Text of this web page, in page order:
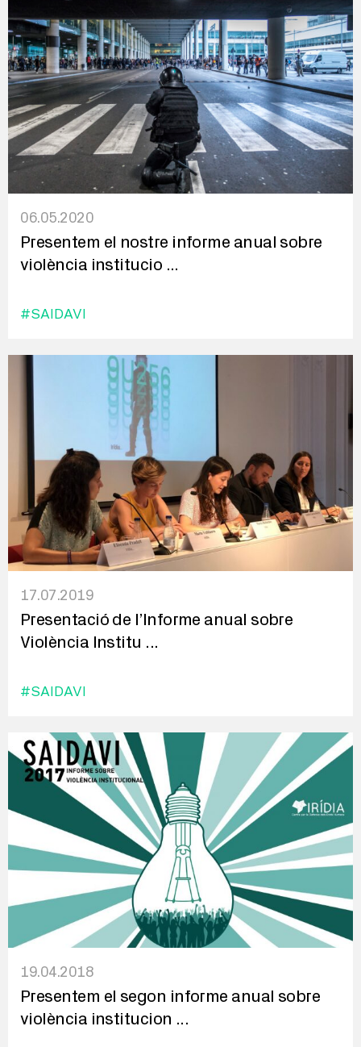
06.05.2020
Presentem el nostre informe anual sobre
violència institucio ...
#SAIDAVI
17.07.2019
Presentació de l’Informe anual sobre
Violència Institu ...
#SAIDAVI
19.04.2018
Presentem el segon informe anual sobre
violència institucion ...